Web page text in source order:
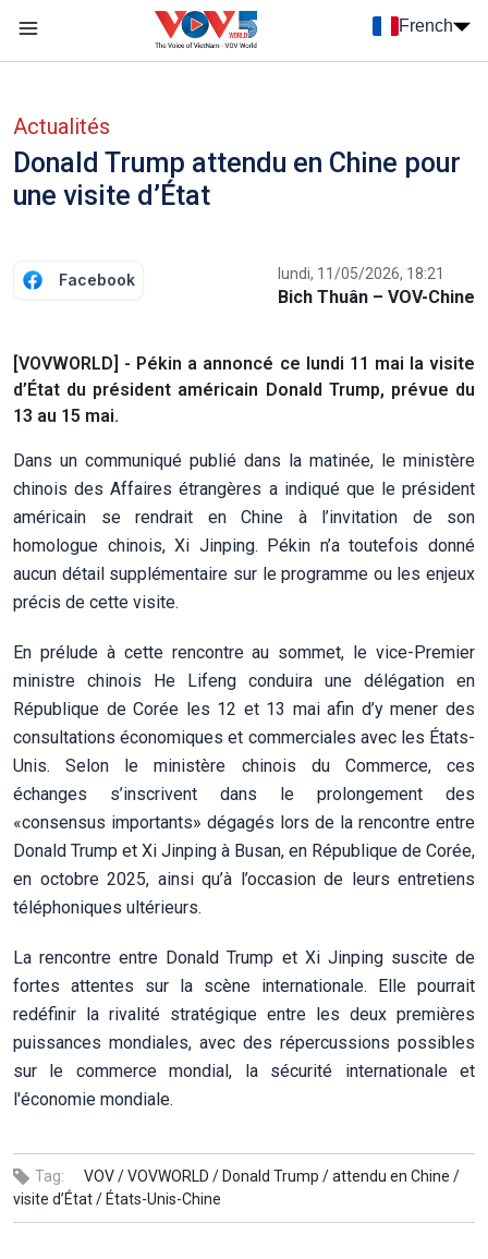
French
Actualités
Donald Trump attendu en Chine pour
une visite d’État
Facebook lundi, 11/05/2026, 18:21
Bich Thuân – VOV-Chine
[VOVWORLD] - Pékin a annoncé ce lundi 11 mai la visite
d’État du président américain Donald Trump, prévue du
13 au 15 mai.
Dans un communiqué publié dans la matinée, le ministère
chinois des Affaires étrangères a indiqué que le président
américain se rendrait en Chine à l’invitation de son
homologue chinois, Xi Jinping. Pékin n’a toutefois donné
aucun détail supplémentaire sur le programme ou les enjeux
précis de cette visite.
En prélude à cette rencontre au sommet, le vice-Premier
ministre chinois He Lifeng conduira une délégation en
République de Corée les 12 et 13 mai afin d’y mener des
consultations économiques et commerciales avec les États-
Unis. Selon le ministère chinois du Commerce, ces
échanges s’inscrivent dans le prolongement des
«consensus importants» dégagés lors de la rencontre entre
Donald Trump et Xi Jinping à Busan, en République de Corée,
en octobre 2025, ainsi qu’à l’occasion de leurs entretiens
téléphoniques ultérieurs.
La rencontre entre Donald Trump et Xi Jinping suscite de
fortes attentes sur la scène internationale. Elle pourrait
redéfinir la rivalité stratégique entre les deux premières
puissances mondiales, avec des répercussions possibles
sur le commerce mondial, la sécurité internationale et
l'économie mondiale.
Tag: VOV /VOVWORLD / Donald Trump /attendu en Chine /
visite d’État / États-Unis-Chine